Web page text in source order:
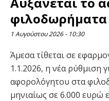
φιλοδωρήματα
1 Αυγούστου 2026 10:30
Άμεσα τίθεται σε
1.1.2026, η νέα ρύθμιση
αφορολόγητου στα
μηνιαίως σε 6.000 ευρώ